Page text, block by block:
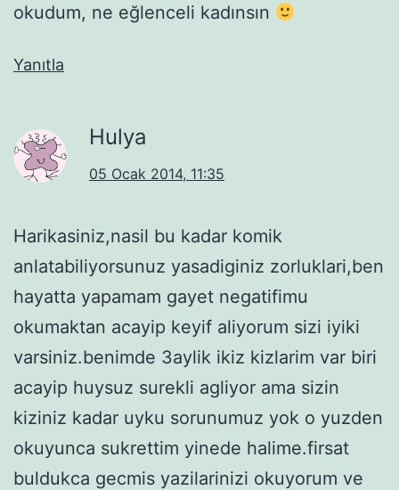
okudum, ne eğlenceli kadınsın
Yanıtla
Hulya
05 Ocak 2014, 11:35
Harikasiniz,nasil bu kadar komik
anlatabiliyorsunuz yasadiginiz zorluklari,ben
hayatta yapamam gayet negatifimu
okumaktan acayip keyif aliyorum sizi iyiki
varsiniz.benimde 3aylik ikiz kizlarim var biri
acayip huysuz surekli agliyor ama sizin
kiziniz kadar uyku sorunumuz yok o yuzden
okuyunca sukrettim yinede halime.firsat
buldukca gecmis yazilarinizi okuyorum ve